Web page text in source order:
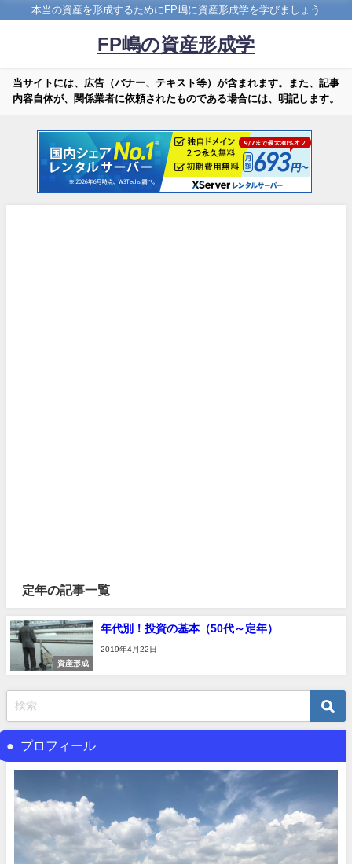
本当の資産を形成するためにFP嶋に資産形成学を学びましょう
FP嶋の資産形成学
当サイトには、広告（バナー、テキスト等）が含まれます。また、記事
内容自体が、関係業者に依頼されたものである場合には、明記します。
定年の記事一覧
資産形成
年代別！投資の基本（50代～定年）
2019年4月22日
プロフィール